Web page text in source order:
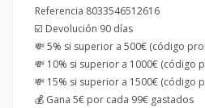
Referencia 8033546512616
☑️ Devolución 90 días
💸 5% si superior a 500€ (código
💸 10% si superior a 1000€ (código
💸 15% si superior a 1500€ (código
💰 Gana 5€ por cada 99€ gastados